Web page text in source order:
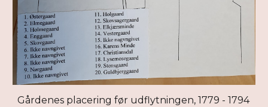
Gårdenes placering før udflytningen, 1779 - 1794